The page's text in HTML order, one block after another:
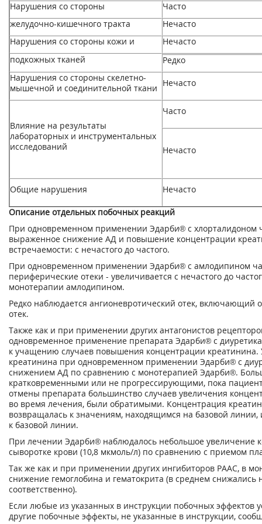
Нарушения со стороны
Часто
желудочно-кишечного тракта
Нечасто
Нарушения со стороны кожи и
Нечасто
подкожных тканей
Редко
Нарушения со стороны скелетно-
мышечной и соединительной ткани Нечасто
Влияние на результаты
лабораторных и инструментальных
исследований
Часто
Нечасто
Общие нарушения Нечасто
Описание отдельных побочных реакций
При одновременном применении Эдарби® с хлорталидоном
выраженное снижение АД и повышение концентрации
встречаемости: с нечастого до частого.
При одновременном применении Эдарби® с амлодипином
периферические отеки - увеличивается с нечастого до
монотерапии амлодипином.
Редко наблюдается ангионевротический отек, включающий
отек.
Также как и при применении других антагонистов
одновременное применение препарата Эдарби® с
к учащению случаев повышения концентрации
креатинина при одновременном применении Эдарби® с
снижением АД по сравнению с монотерапией Эдарби®.
кратковременными или не прогрессирующими, пока
отмены препарата большинство случаев увеличения
во время лечения, были обратимыми. Концентрация
возвращалась к значениям, находящимся на базовой
к базовой линии.
При лечении Эдарби® наблюдалось небольшое увеличение
сыворотке крови (10,8 мкмоль/л) по сравнению с приемом
Так же как и при применении других ингибиторов РААС, в
снижение гемоглобина и гематокрита (в среднем снижались
соответственно).
Если любые из указанных в инструкции побочных эффектов
другие побочные эффекты, не указанные в инструкции,